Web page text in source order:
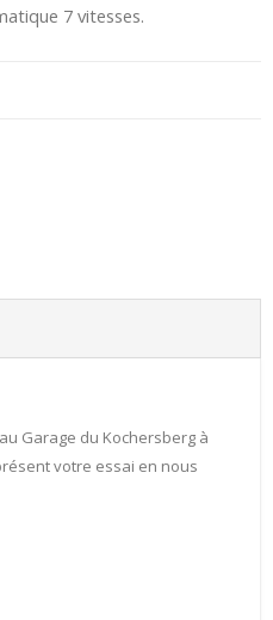
7 vitesses.
Garage du Kochersberg à
votre essai en nous